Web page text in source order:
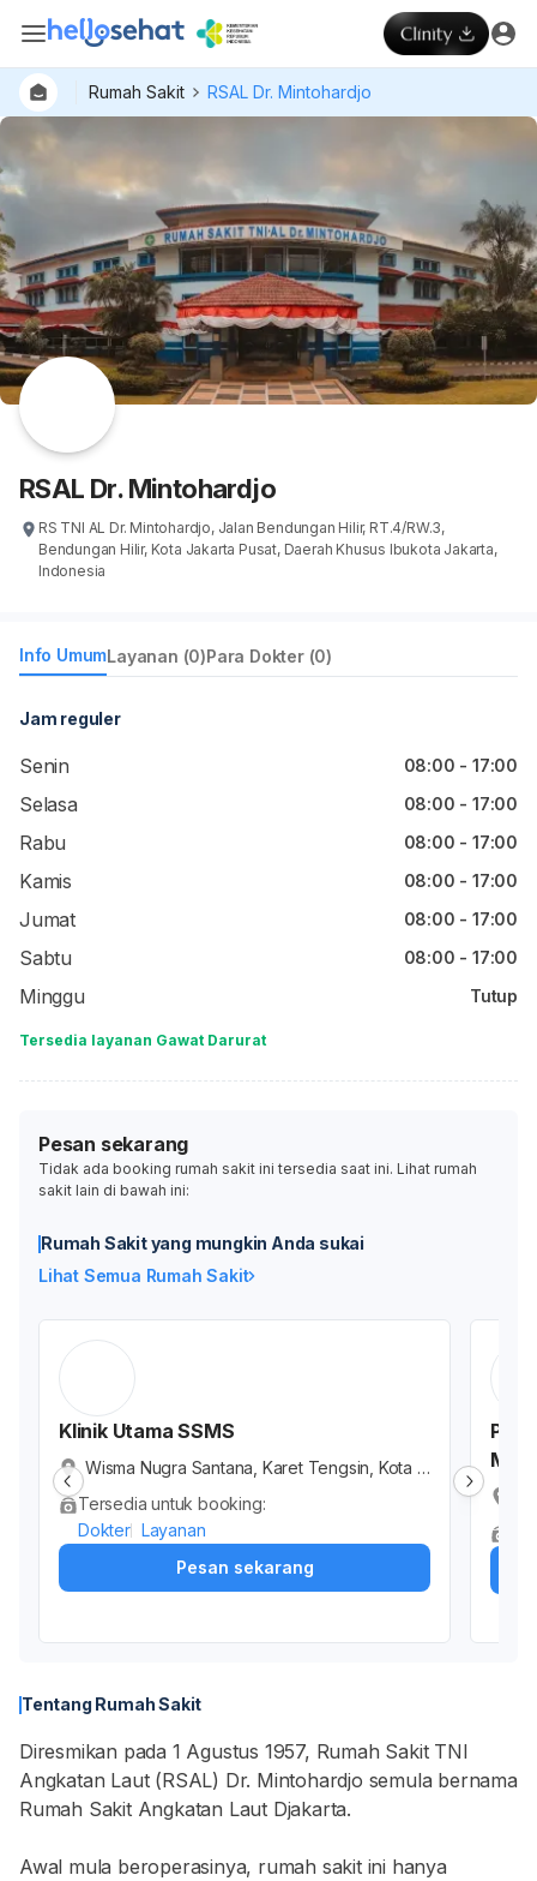
Rumah Sakit RSAL Dr. Mintohardjo
RSAL Dr. Mintohardjo
RS TNI AL Dr. Mintohardjo, Jalan Bendungan Hilir, RT.4/RW.3,
Bendungan Hilir, Kota Jakarta Pusat, Daerah Khusus Ibukota Jakarta,
Indonesia
Info UmumLayanan (0)Para Dokter (0)
Jam reguler
Senin 08:00 - 17:00
Selasa 08:00 - 17:00
Rabu 08:00 - 17:00
Kamis 08:00 - 17:00
Jumat 08:00 - 17:00
Sabtu 08:00 - 17:00
Minggu Tutup
Tersedia layanan Gawat Darurat
Pesan sekarang
Tidak ada booking rumah sakit ini tersedia saat ini. Lihat rumah
sakit lain di bawah ini:
Rumah Sakit yang mungkin Anda sukai
Lihat Semua Rumah Sakit
Klinik Utama SSMS
Wisma Nugra Santana, Karet Tengsin, Kota J
akarta Pusat, Daerah Khusus Ibukota Jakart
a, Indonesia
Tersedia untuk booking:
Dokter Layanan
Pesan sekarang
Tentang Rumah Sakit
Diresmikan pada 1 Agustus 1957, Rumah Sakit TNI
Angkatan Laut (RSAL) Dr. Mintohardjo semula bernama
Rumah Sakit Angkatan Laut Djakarta.
Awal mula beroperasinya, rumah sakit ini hanya